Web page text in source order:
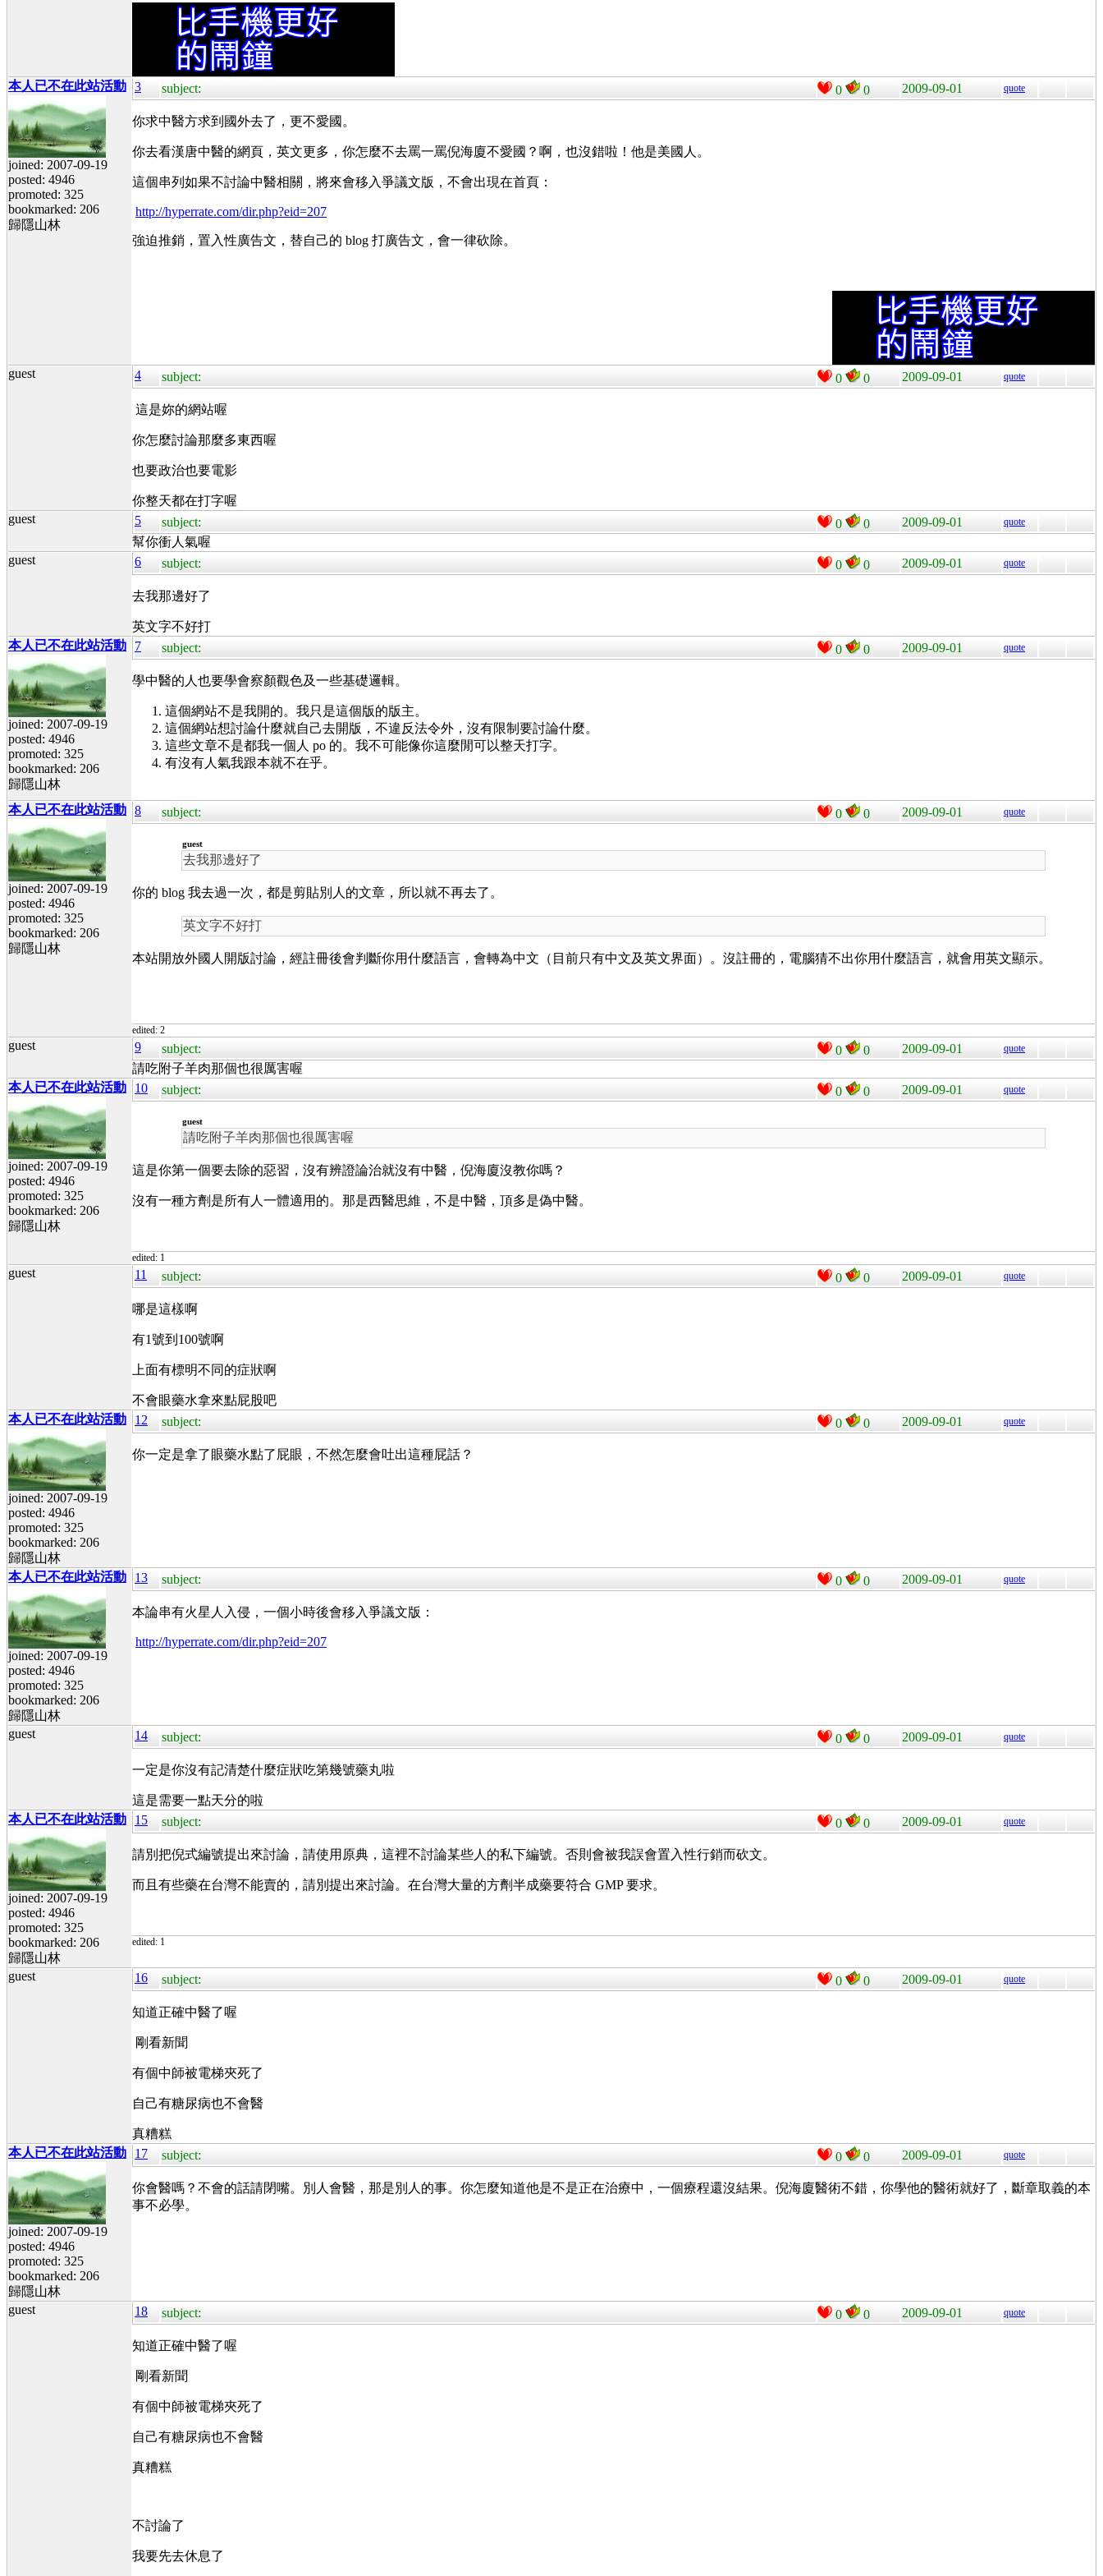
本人已不在此站活動
joined: 2007-09-19
posted: 4946
promoted: 325
bookmarked: 206
歸隱山林
3 subject: 0 0 2009-09-01 quote
你求中醫方求到國外去了，更不愛國。
你去看漢唐中醫的網頁，英文更多，你怎麼不去罵一罵倪海廈不愛國？啊，也沒錯啦！他是美國人。
這個串列如果不討論中醫相關，將來會移入爭議文版，不會出現在首頁：
http://hyperrate.com/dir.php?eid=207
強迫推銷，置入性廣告文，替自己的 blog 打廣告文，會一律砍除。
guest 4 subject: 0 0 2009-09-01 quote
這是妳的網站喔
你怎麼討論那麼多東西喔
也要政治也要電影
你整天都在打字喔
guest
5 subject: 0 0 2009-09-01 quote
幫你衝人氣喔
guest
6 subject: 0 0 2009-09-01 quote
去我那邊好了
英文字不好打
本人已不在此站活動
joined: 2007-09-19
posted: 4946
promoted: 325
bookmarked: 206
歸隱山林
7 subject: 0 0 2009-09-01 quote
學中醫的人也要學會察顏觀色及一些基礎邏輯。
這個網站不是我開的。我只是這個版的版主。
這個網站想討論什麼就自己去開版，不違反法令外，沒有限制要討論什麼。
這些文章不是都我一個人 po 的。我不可能像你這麼閒可以整天打字。
有沒有人氣我跟本就不在乎。
本人已不在此站活動
joined: 2007-09-19
posted: 4946
promoted: 325
bookmarked: 206
歸隱山林
8 subject: 0 0 2009-09-01 quote
guest
去我那邊好了
你的 blog 我去過一次，都是剪貼別人的文章，所以就不再去了。
英文字不好打
本站開放外國人開版討論，經註冊後會判斷你用什麼語言，會轉為中文（目前只有中文及英文界面）。沒註冊的，電腦猜不出你用什麼語言，就會用英文顯示。
edited: 2
guest 9 subject: 0 0 2009-09-01 quote
請吃附子羊肉那個也很厲害喔
本人已不在此站活動
joined: 2007-09-19
posted: 4946
promoted: 325
bookmarked: 206
歸隱山林
10 subject: 0 0 2009-09-01 quote
guest
請吃附子羊肉那個也很厲害喔
這是你第一個要去除的惡習，沒有辨證論治就沒有中醫，倪海廈沒教你嗎？
沒有一種方劑是所有人一體適用的。那是西醫思維，不是中醫，頂多是偽中醫。
edited: 1
guest 11 subject: 0 0 2009-09-01 quote
哪是這樣啊
有1號到100號啊
上面有標明不同的症狀啊
不會眼藥水拿來點屁股吧
本人已不在此站活動
joined: 2007-09-19
posted: 4946
promoted: 325
bookmarked: 206
歸隱山林
12 subject: 0 0 2009-09-01 quote
你一定是拿了眼藥水點了屁眼，不然怎麼會吐出這種屁話？
本人已不在此站活動
joined: 2007-09-19
posted: 4946
promoted: 325
bookmarked: 206
歸隱山林
13 subject: 0 0 2009-09-01 quote
本論串有火星人入侵，一個小時後會移入爭議文版：
http://hyperrate.com/dir.php?eid=207
guest 14 subject: 0 0 2009-09-01 quote
一定是你沒有記清楚什麼症狀吃第幾號藥丸啦
這是需要一點天分的啦
本人已不在此站活動
joined: 2007-09-19
posted: 4946
promoted: 325
bookmarked: 206
歸隱山林
15 subject: 0 0 2009-09-01 quote
請別把倪式編號提出來討論，請使用原典，這裡不討論某些人的私下編號。否則會被我誤會置入性行銷而砍文。
而且有些藥在台灣不能賣的，請別提出來討論。在台灣大量的方劑半成藥要符合 GMP 要求。
edited: 1
guest 16 subject: 0 0 2009-09-01 quote
知道正確中醫了喔
剛看新聞
有個中師被電梯夾死了
自己有糖尿病也不會醫
真糟糕
本人已不在此站活動
joined: 2007-09-19
posted: 4946
promoted: 325
bookmarked: 206
歸隱山林
17 subject: 0 0 2009-09-01 quote
你會醫嗎？不會的話請閉嘴。別人會醫，那是別人的事。你怎麼知道他是不是正在治療中，一個療程還沒結果。倪海廈醫術不錯，你學他的醫術就好了，斷章取義的本
事不必學。
guest 18 subject: 0 0 2009-09-01 quote
知道正確中醫了喔
剛看新聞
有個中師被電梯夾死了
自己有糖尿病也不會醫
真糟糕
不討論了
我要先去休息了